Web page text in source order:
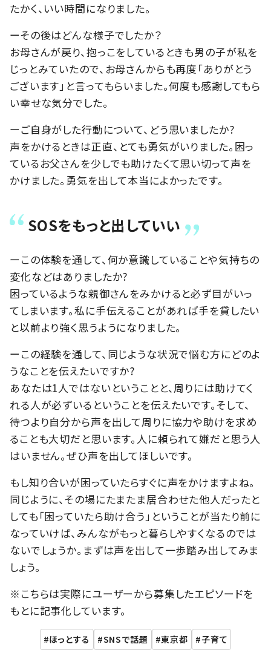
たかく、いい時間になりました。
ーその後はどんな様子でしたか？
お母さんが戻り、抱っこをしているときも男の子が私を
じっとみていたので、お母さんからも再度「ありがとう
ございます」と言ってもらいました。何度も感謝してもら
い幸せな気分でした。
ーご自身がした行動について、どう思いましたか?
声をかけるときは正直、とても勇気がいりました。困っ
ているお父さんを少しでも助けたくて思い切って声を
かけました。勇気を出して本当によかったです。
SOSをもっと出していい
ーこの体験を通して、何か意識していることや気持ちの
変化などはありましたか?
困っているような親御さんをみかけると必ず目がいっ
てしまいます。私に手伝えることがあれば手を貸したい
と以前より強く思うようになりました。
ーこの経験を通して、同じような状況で悩む方にどのよ
うなことを伝えたいですか?
あなたは1人ではないということと、周りには助けてく
れる人が必ずいるということを伝えたいです。そして、
待つより自分から声を出して周りに協力や助けを求め
ることも大切だと思います。人に頼られて嫌だと思う人
はいません。ぜひ声を出してほしいです。
もし知り合いが困っていたらすぐに声をかけますよね。
同じように、その場にたまたま居合わせた他人だったと
しても「困っていたら助け合う」ということが当たり前に
なっていけば、みんながもっと暮らしやすくなるのでは
ないでしょうか。まずは声を出して一歩踏み出してみま
しょう。
※こちらは実際にユーザーから募集したエピソードを
もとに記事化しています。
ほっとする SNSで話題 東京都 子育て